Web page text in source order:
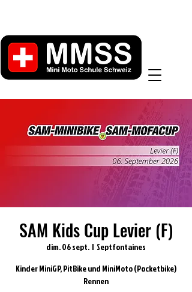
SAM Kids Cup Levier (F)
dim. 06 sept.
  |
Septfontaines
Kinder MiniGP, PitBike und MiniMoto (Pocketbike)
Rennen